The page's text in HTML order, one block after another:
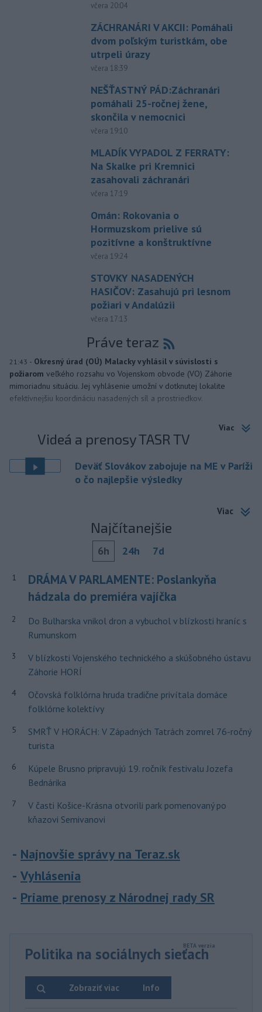
včera 20:04
ZÁCHRANÁRI V AKCII: Pomáhali
dvom poľským turistkám, obe
utrpeli úrazy
včera 18:39
NEŠŤASTNÝ PÁD:Záchranári
pomáhali 25-ročnej žene,
skončila v nemocnici
včera 19:10
MLADÍK VYPADOL Z FERRATY:
Na Skalke pri Kremnici
zasahovali záchranári
včera 17:19
Omán: Rokovania o
Hormuzskom prielive sú
pozitívne a konštruktívne
včera 19:24
STOVKY NASADENÝCH
HASIČOV: Zasahujú pri lesnom
požiari v Andalúzii
včera 17:13
Práve teraz
21:43 - Okresný úrad (OÚ) Malacky vyhlásil v súvislosti s
požiarom veľkého rozsahu vo Vojenskom obvode (VO) Záhorie
mimoriadnu situáciu. Jej vyhlásenie umožní v dotknutej lokalite
efektívnejšiu koordináciu nasadených síl a prostriedkov.
Viac
Videá a prenosy TASR TV
Deväť Slovákov zabojuje na ME v Paríži
o čo najlepšie výsledky
Viac
Najčítanejšie
6h 24h 7d
1
DRÁMA V PARLAMENTE: Poslankyňa
hádzala do premiéra vajíčka
2
Do Bulharska vnikol dron a vybuchol v blízkosti hraníc s
Rumunskom
3
V blízkosti Vojenského technického a skúšobného ústavu
Záhorie HORÍ
4
Očovská folklórna hruda tradične privítala domáce
folklórne kolektívy
5
SMRŤ V HORÁCH: V Západných Tatrách zomrel 76-ročný
turista
6
Kúpele Brusno pripravujú 19. ročník festivalu Jozefa
Bednárika
7
V časti Košice-Krásna otvorili park pomenovaný po
kňazovi Semivanovi
Najnovšie správy na Teraz.sk
Vyhlásenia
Priame prenosy z Národnej rady SR
Politika na sociálnych sieťach
Info
Zobraziť viac